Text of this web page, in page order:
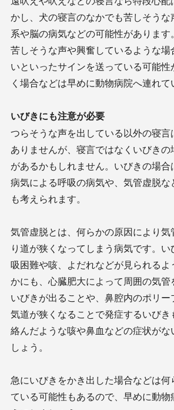
かし、犬の寝言のなかでも苦しそうな
系や脳の病気などの可能性があります
苦しそうな声や興奮しているような
いといったサインを送っている可能性
く場合などは早めに動物病院へ連れて
いびきにも注意が必要
つらそうな声を出している以外の寝
ありませんが、寝言ではなくいびきの
があるかもしれません。いびきの場
病気による呼吸の病気や、気管虚脱な
も考えられます。
気管虚脱とは、何らかの原因により気
り道が狭くなってしまう病気です。
吸困難や咳、よだれなどが見られるよ
かにも、心臓肥大によって周囲の気
いびきが出ることや、鼻腔内のポリー
気道が狭くなることで発症するいび
絡んだような咳や鼻血などの症状がな
しょう。
急にいびきをかき出した場合などは何
ている可能性もあるので、早めに動物